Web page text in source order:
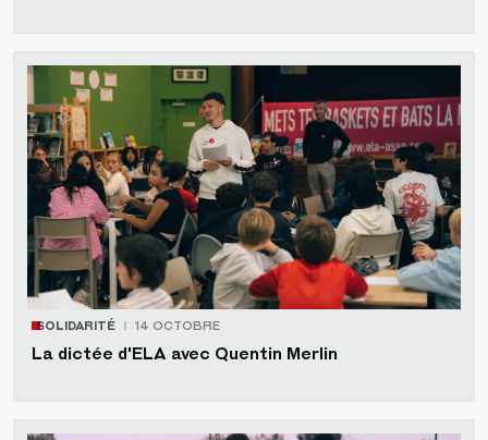
SOLIDARITÉ 14 OCTOBRE
La dictée d'ELA avec Quentin Merlin